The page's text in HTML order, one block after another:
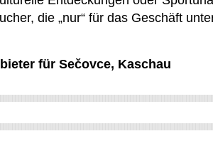
die „nur“ für das Geschäft
für Sečovce, Kaschau